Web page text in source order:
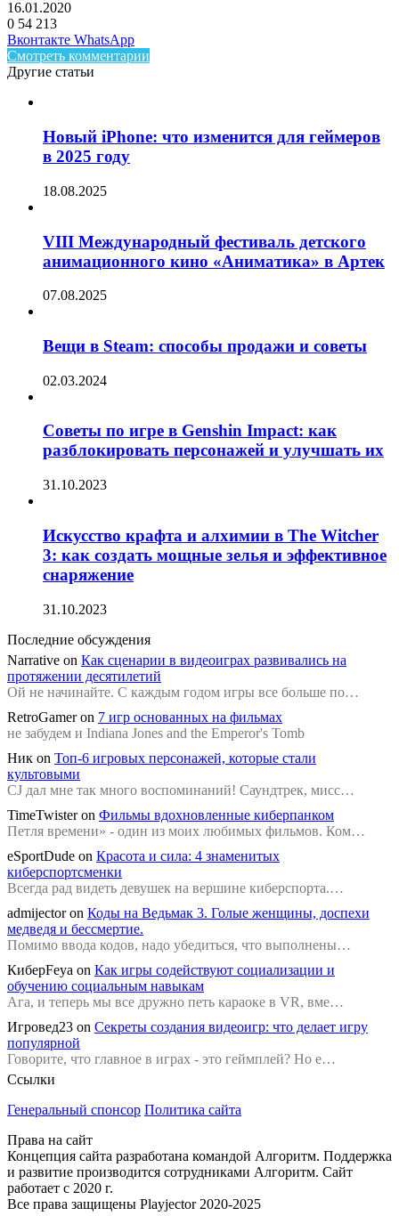
16.01.2020
0 54 213
Facebook
Twitter
LinkedIn
Вконтакте WhatsAppTelegram
Смотреть комментарии
Другие статьи
Новый iPhone: что изменится для геймеров
в 2025 году
18.08.2025
VIII Международный фестиваль детского
анимационного кино «Аниматика» в Артек
07.08.2025
Вещи в Steam: способы продажи и советы
02.03.2024
Советы по игре в Genshin Impact: как
разблокировать персонажей и улучшать их
31.10.2023
Искусство крафта и алхимии в The Witcher
3: как создать мощные зелья и эффективное
снаряжение
31.10.2023
Последние обсуждения
Narrative on Как сценарии в видеоиграх развивались на
протяжении десятилетий
Ой не начинайте. С каждым годом игры все больше по…
RetroGamer on 7 игр основанных на фильмах
не забудем и Indiana Jones and the Emperor's Tomb
Ник on Топ-6 игровых персонажей, которые стали
культовыми
CJ дал мне так много воспоминаний! Саундтрек, мисс…
TimeTwister on Фильмы вдохновленные киберпанком
Петля времени» - один из моих любимых фильмов. Ком…
eSportDude on Красота и сила: 4 знаменитых
киберспортсменки
Всегда рад видеть девушек на вершине киберспорта.…
admijector on Коды на Ведьмак 3. Голые женщины, доспехи
медведя и бессмертие.
Помимо ввода кодов, надо убедиться, что выполнены…
КиберFeya on Как игры содействуют социализации и
обучению социальным навыкам
Ага, и теперь мы все дружно петь караоке в VR, вме…
Игровед23 on Секреты создания видеоигр: что делает игру
популярной
Говорите, что главное в играх - это геймплей? Но е…
Ссылки
Генеральный спонсор Политика сайта
Права на сайт
Концепция сайта разработана командой Алгоритм. Поддержка
и развитие производится сотрудниками Алгоритм. Сайт
работает с 2020 г.
Все права защищены Playjector 2020-2025